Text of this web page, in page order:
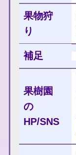
果物狩
り
補足
果樹園
の
HP/SNS